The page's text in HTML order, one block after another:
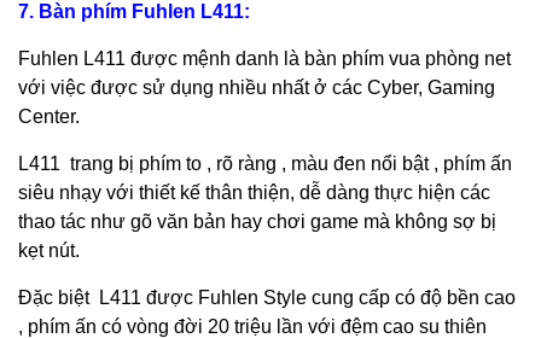
7. Bàn phím Fuhlen L411:
Fuhlen L411 được mệnh danh là bàn phím vua phòng net
với việc được sử dụng nhiều nhất ở các Cyber, Gaming
Center.
L411 trang bị phím to , rõ ràng , màu đen nổi bật , phím ấn
siêu nhạy với thiết kế thân thiện, dễ dàng thực hiện các
thao tác như gõ văn bản hay chơi game mà không sợ bị
kẹt nút.
Đặc biệt L411 được Fuhlen Style cung cấp có độ bền cao
, phím ấn có vòng đời 20 triệu lần với đệm cao su thiên